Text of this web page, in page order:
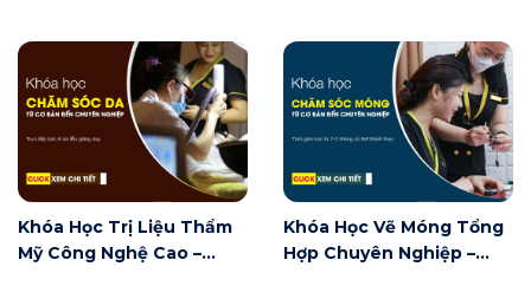
Điểm Thẩm Mỹ
Thêu Thẩm Mỹ
Khóa Học Trị Liệu Thẩm
Mỹ Công Nghệ Cao –
Khóa Học Vẽ Móng Tổng
Hợp Chuyên Nghiệp –